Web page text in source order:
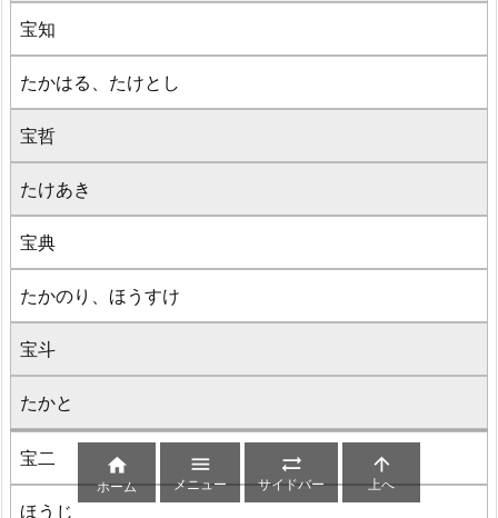
宝知
たかはる、たけとし
宝哲
たけあき
宝典
たかのり、ほうすけ
宝斗
たかと
宝二
ほうじ

ホーム

メニュー

サイドバー

上へ